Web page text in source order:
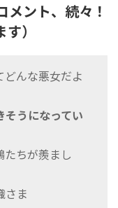
ント、続々！
）
どんな悪女だよ
そうになってい
たちが羨まし
さま